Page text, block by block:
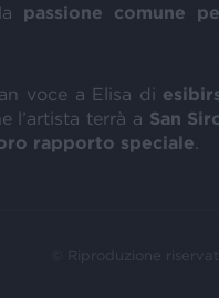
passione comune
voce a Elisa di
l’artista terrà a San
rapporto speciale
© Riproduzione